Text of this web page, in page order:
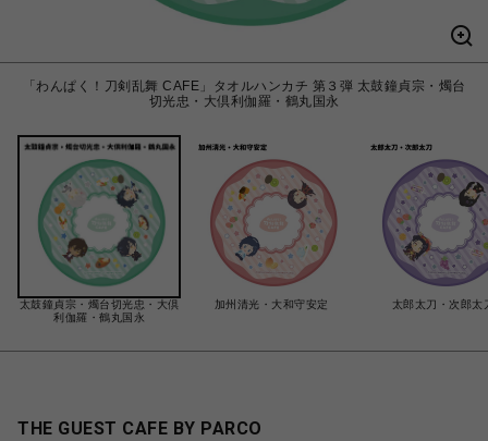
「わんぱく！刀剣乱舞 CAFE」タオルハンカチ 第３弾 太鼓鐘貞宗・燭台
切光忠・大倶利伽羅・鶴丸国永
太鼓鐘貞宗・燭台切光忠・大倶
利伽羅・鶴丸国永
加州清光・大和守安定 太郎太刀・次郎太
THE GUEST CAFE BY PARCO